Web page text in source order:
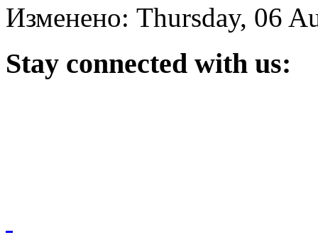
Изменено: Thursday, 06
Stay connected with us: